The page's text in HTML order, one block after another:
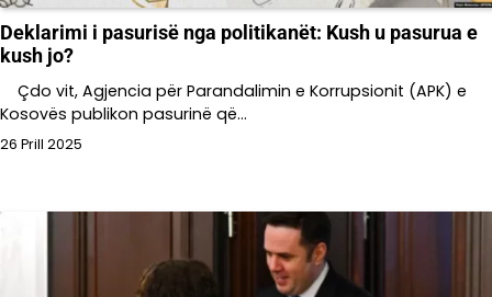
Deklarimi i pasurisë nga politikanët: Kush u pasurua e
kush jo?
Çdo vit, Agjencia për Parandalimin e Korrupsionit (APK) e
Kosovës publikon pasurinë që…
26 Prill 2025